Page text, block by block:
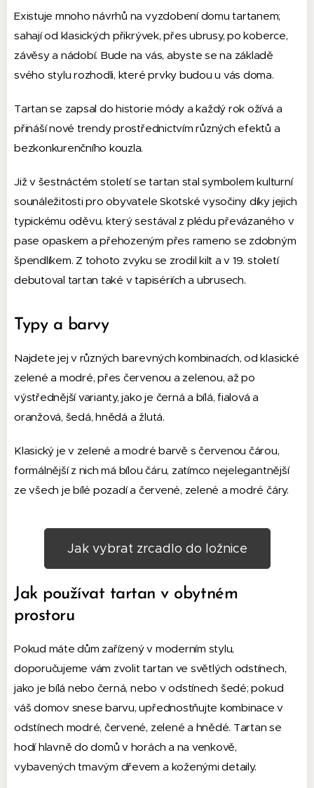
Existuje mnoho návrhů na vyzdobení domu tartanem;
sahají od klasických přikrývek, přes ubrusy, po koberce,
závěsy a nádobí. Bude na vás, abyste se na základě
svého stylu rozhodli, které prvky budou u vás doma.
Tartan se zapsal do historie módy a každý rok ožívá a
přináší nové trendy prostřednictvím různých efektů a
bezkonkurenčního kouzla.
Již v šestnáctém století se tartan stal symbolem kulturní
sounáležitosti pro obyvatele Skotské vysočiny díky jejich
typickému oděvu, který sestával z plédu převázaného v
pase opaskem a přehozeným přes rameno se zdobným
špendlíkem. Z tohoto zvyku se zrodil kilt a v 19. století
debutoval tartan také v tapisériích a ubrusech.
Typy a barvy
Najdete jej v různých barevných kombinacích, od klasické
zelené a modré, přes červenou a zelenou, až po
výstřednější varianty, jako je černá a bílá, fialová a
oranžová, šedá, hnědá a žlutá.
Klasický je v zelené a modré barvě s červenou čárou,
formálnější z nich má bílou čáru, zatímco nejelegantnější
ze všech je bílé pozadí a červené, zelené a modré čáry.
Jak vybrat zrcadlo do ložnice
Jak používat tartan v obytném
prostoru
Pokud máte dům zařízený v moderním stylu,
doporučujeme vám zvolit tartan ve světlých odstínech,
jako je bílá nebo černá, nebo v odstínech šedé; pokud
váš domov snese barvu, upřednostňujte kombinace v
odstínech modré, červené, zelené a hnědé. Tartan se
hodí hlavně do domů v horách a na venkově,
vybavených tmavým dřevem a koženými detaily.